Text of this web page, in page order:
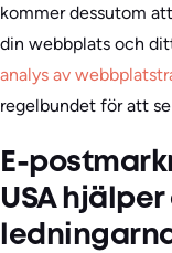
kommer dessutom
din webbplats och
analys av
regelbundet för att
E-
USA